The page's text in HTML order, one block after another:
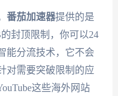
番茄加速器提供的是
封顶限制，你可以24
能分流技术，它不会
对需要突破限制的应
这些海外网站